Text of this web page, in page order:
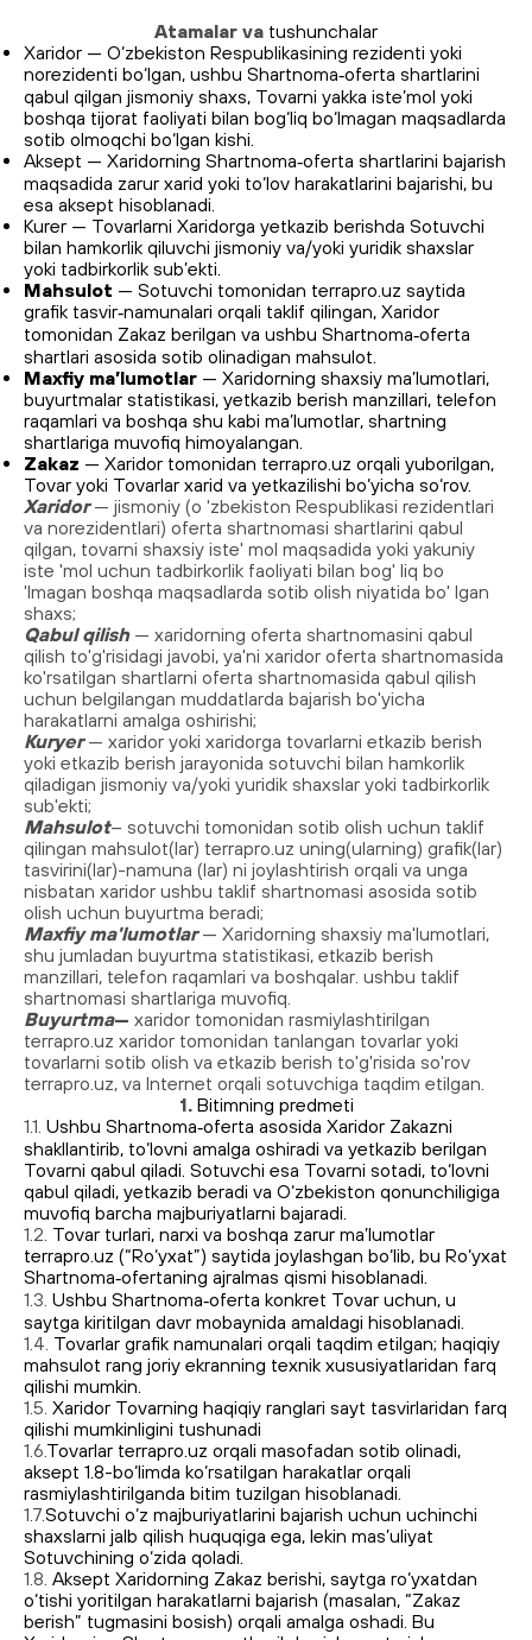
Atamalar va tushunchalar
Xaridor — O‘zbekiston Respublikasining rezidenti yoki
norezidenti bo‘lgan, ushbu Shartnoma‑oferta shartlarini
qabul qilgan jismoniy shaxs, Tovarni yakka iste’mol yoki
boshqa tijorat faoliyati bilan bog‘liq bo‘lmagan maqsadlarda
sotib olmoqchi bo‘lgan kishi.
Aksept — Xaridorning Shartnoma‑oferta shartlarini bajarish
maqsadida zarur xarid yoki to‘lov harakatlarini bajarishi, bu
esa aksept hisoblanadi.
Kurer — Tovarlarni Xaridorga yetkazib berishda Sotuvchi
bilan hamkorlik qiluvchi jismoniy va/yoki yuridik shaxslar
yoki tadbirkorlik sub’ekti.
Mahsulot — Sotuvchi tomonidan terrapro.uz saytida
grafik tasvir‑namunalari orqali taklif qilingan, Xaridor
tomonidan Zakaz berilgan va ushbu Shartnoma‑oferta
shartlari asosida sotib olinadigan mahsulot.
Maxfiy ma’lumotlar — Xaridorning shaxsiy ma’lumotlari,
buyurtmalar statistikasi, yetkazib berish manzillari, telefon
raqamlari va boshqa shu kabi ma’lumotlar, shartning
shartlariga muvofiq himoyalangan.
Zakaz — Xaridor tomonidan terrapro.uz orqali yuborilgan,
Tovar yoki Tovarlar xarid va yetkazilishi bo‘yicha so‘rov.
Xaridor — jismoniy (o 'zbekiston Respublikasi rezidentlari
va norezidentlari) oferta shartnomasi shartlarini qabul
qilgan, tovarni shaxsiy iste' mol maqsadida yoki yakuniy
iste 'mol uchun tadbirkorlik faoliyati bilan bog' liq bo
'lmagan boshqa maqsadlarda sotib olish niyatida bo' lgan
shaxs;
Qabul qilish— xaridorning oferta shartnomasini qabul
qilish to'g'risidagi javobi, ya'ni xaridor oferta shartnomasida
ko'rsatilgan shartlarni oferta shartnomasida qabul qilish
uchun belgilangan muddatlarda bajarish bo'yicha
harakatlarni amalga oshirishi;
Kuryer — xaridor yoki xaridorga tovarlarni etkazib berish
yoki etkazib berish jarayonida sotuvchi bilan hamkorlik
qiladigan jismoniy va/yoki yuridik shaxslar yoki tadbirkorlik
sub'ekti;
Mahsulot– sotuvchi tomonidan sotib olish uchun taklif
qilingan mahsulot(lar) terrapro .uz uning(ularning) grafik(lar)
tasvirini(lar)-namuna (lar) ni joylashtirish orqali va unga
nisbatan xaridor ushbu taklif shartnomasi asosida sotib
olish uchun buyurtma beradi;
Maxfiy ma'lumotlar— Xaridorning shaxsiy ma'lumotlari,
shu jumladan buyurtma statistikasi, etkazib berish
manzillari, telefon raqamlari va boshqalar. ushbu taklif
shartnomasi shartlariga muvofiq.
Buyurtma— xaridor tomonidan rasmiylashtirilgan
terrapro .uz xaridor tomonidan tanlangan tovarlar yoki
tovarlarni sotib olish va etkazib berish to'g'risida so'rov
terrapro .uz, va Internet orqali sotuvchiga taqdim etilgan.
1. Bitimning predmeti
1.1. Ushbu Shartnoma‑oferta asosida Xaridor Zakazni
shakllantirib, to‘lovni amalga oshiradi va yetkazib berilgan
Tovarni qabul qiladi. Sotuvchi esa Tovarni sotadi, to‘lovni
qabul qiladi, yetkazib beradi va O‘zbekiston qonunchiligiga
muvofiq barcha majburiyatlarni bajaradi.
1.2. Tovar turlari, narxi va boshqa zarur ma’lumotlar
terrapro.uz (“Ro‘yxat”) saytida joylashgan bo‘lib, bu Ro‘yxat
Shartnoma‑ofertaning ajralmas qismi hisoblanadi.
1.3. Ushbu Shartnoma‑oferta konkret Tovar uchun, u
saytga kiritilgan davr mobaynida amaldagi hisoblanadi.
1.4. Tovarlar grafik namunalari orqali taqdim etilgan; haqiqiy
mahsulot rang joriy ekranning texnik xususiyatlaridan farq
qilishi mumkin.
1.5. Xaridor Tovarning haqiqiy ranglari sayt tasvirlaridan farq
qilishi mumkinligini tushunadi
1.6. Tovarlar terrapro.uz orqali masofadan sotib olinadi,
aksept 1.8-bo‘limda ko‘rsatilgan harakatlar orqali
rasmiylashtirilganda bitim tuzilgan hisoblanadi.
1.7.Sotuvchi o‘z majburiyatlarini bajarish uchun uchinchi
shaxslarni jalb qilish huquqiga ega, lekin mas’uliyat
Sotuvchining o‘zida qoladi.
1.8. Aksept Xaridorning Zakaz berishi, saytga ro‘yxatdan
o‘tishi yoritilgan harakatlarni bajarish (masalan, “Zakaz
berish” tugmasini bosish) orqali amalga oshadi. Bu